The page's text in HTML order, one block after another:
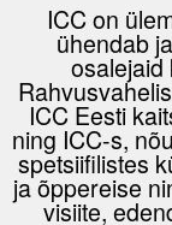
ICC Eesti
Liikmete
Astu ICC Eesti
Kalender
ICC on
ühendab
osalejaid
ICC Eesti
ning ICC-s,
spetsiifilistes
ja õppereise
visiite,